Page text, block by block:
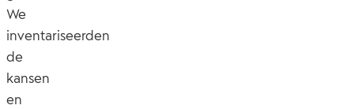
We
inventariseerden
de
kansen
en